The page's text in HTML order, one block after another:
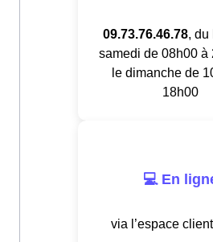
09.73.76.46.78, du
samedi de 08h00 à
le dimanche de
18h00
💻 En
via l’espace